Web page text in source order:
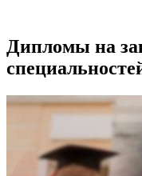
Дипломы на